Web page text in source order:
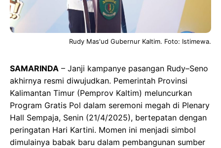
Rudy Mas'ud Gubernur Kaltim. Foto: Istimewa.
SAMARINDA – Janji kampanye pasangan Rudy–Seno
akhirnya resmi diwujudkan. Pemerintah Provinsi
Kalimantan Timur (Pemprov Kaltim) meluncurkan
Program Gratis Pol dalam seremoni megah di Plenary
Hall Sempaja, Senin (21/4/2025), bertepatan dengan
peringatan Hari Kartini. Momen ini menjadi simbol
dimulainya babak baru dalam pembangunan sumber